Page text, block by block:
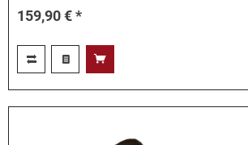
159,90 € *